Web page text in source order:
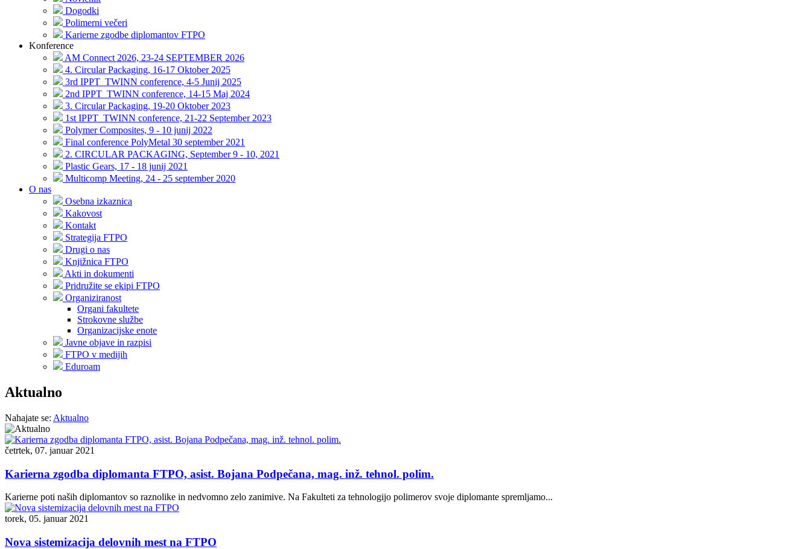
Dogodki
Polimerni večeri
Karierne zgodbe diplomantov FTPO
Konference
AM Connect 2026, 23-24 SEPTEMBER 2026
4. Circular Packaging, 16-17 Oktober 2025
3rd IPPT_TWINN conference, 4-5 Junij 2025
2nd IPPT_TWINN conference, 14-15 Maj 2024
3. Circular Packaging, 19-20 Oktober 2023
1st IPPT_TWINN conference, 21-22 September 2023
Polymer Composites, 9 - 10 junij 2022
Final conference PolyMetal 30 september 2021
2. CIRCULAR PACKAGING, September 9 - 10, 2021
Plastic Gears, 17 - 18 junij 2021
Multicomp Meeting, 24 - 25 september 2020
O nas
Osebna izkaznica
Kakovost
Kontakt
Strategija FTPO
Drugi o nas
Knjižnica FTPO
Akti in dokumenti
Pridružite se ekipi FTPO
Organiziranost
Organi fakultete
Strokovne službe
Organizacijske enote
Javne objave in razpisi
FTPO v medijih
Eduroam
Aktualno
Nahajate se: Aktualno
četrtek, 07. januar 2021
Karierna zgodba diplomanta FTPO, asist. Bojana Podpečana, mag. inž. tehnol. polim.
Karierne poti naših diplomantov so raznolike in nedvomno zelo zanimive. Na Fakulteti za tehnologijo polimerov svoje diplomante spremljamo...
torek, 05. januar 2021
Nova sistemizacija delovnih mest na FTPO